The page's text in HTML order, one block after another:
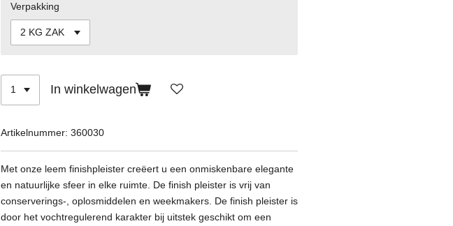
Verpakking
In winkelwagen
Artikelnummer: 360030
Met onze leem finishpleister creëert u een onmiskenbare elegante
en natuurlijke sfeer in elke ruimte. De finish pleister is vrij van
conserverings-, oplosmiddelen en weekmakers. De finish pleister is
door het vochtregulerend karakter bij uitstek geschikt om een